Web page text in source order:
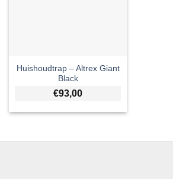
Huishoudtrap – Altrex Giant
Black
€93,00